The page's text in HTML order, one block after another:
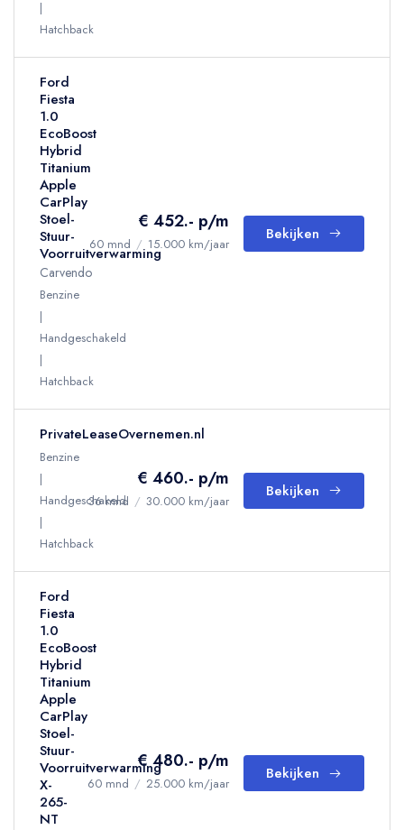
Hatchback
Ford
Fiesta
1.0
EcoBoost
Hybrid
Titanium
Apple
CarPlay
Stoel-
Stuur-
Voorruitverwarming
Carvendo
Benzine
Handgeschakeld
Hatchback
€ 452.- p/m
60 mnd / 15.000 km/jaar
Bekijken
PrivateLeaseOvernemen.nl
Benzine
Handgeschakeld
Hatchback
€ 460.- p/m
36 mnd / 30.000 km/jaar
Bekijken
Ford
Fiesta
1.0
EcoBoost
Hybrid
Titanium
Apple
CarPlay
Stoel-
Stuur-
Voorruitverwarming
X-
265-
NT
€ 480.- p/m
60 mnd / 25.000 km/jaar
Bekijken